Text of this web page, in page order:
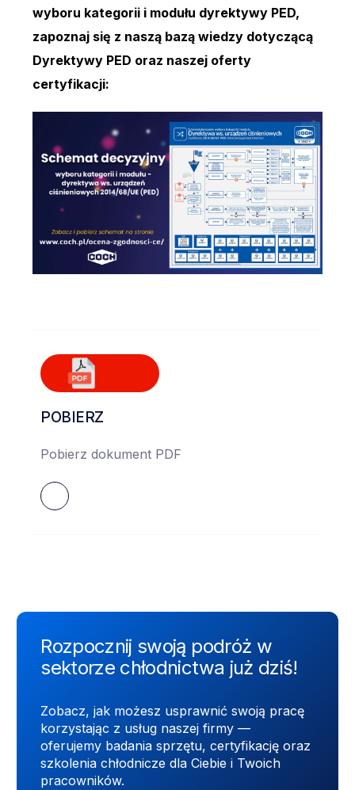
wyboru kategorii i modułu dyrektywy PED,
zapoznaj się z naszą bazą wiedzy dotyczącą
Dyrektywy PED oraz naszej oferty
certyfikacji:
POBIERZ
Pobierz dokument PDF
Rozpocznij swoją podróż w
sektorze chłodnictwa już dziś!
Zobacz, jak możesz usprawnić swoją pracę
korzystając z usług naszej firmy —
oferujemy badania sprzętu, certyfikację oraz
szkolenia chłodnicze dla Ciebie i Twoich
pracowników.